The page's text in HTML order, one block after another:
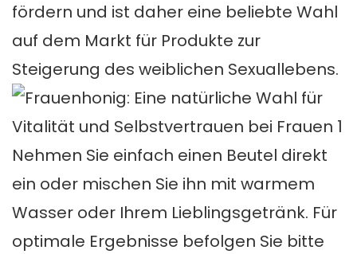
fördern und ist daher eine beliebte Wahl
auf dem Markt für Produkte zur
Steigerung des weiblichen Sexuallebens.
Nehmen Sie einfach einen Beutel direkt
ein oder mischen Sie ihn mit warmem
Wasser oder Ihrem Lieblingsgetränk. Für
optimale Ergebnisse befolgen Sie bitte